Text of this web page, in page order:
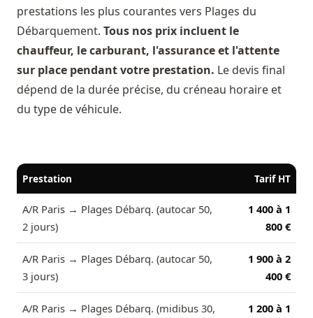
prestations les plus courantes vers Plages du
Débarquement. Tous nos prix incluent le
chauffeur, le carburant, l'assurance et l'attente
sur place pendant votre prestation. Le devis final
dépend de la durée précise, du créneau horaire et
du type de véhicule.
Prestation Tarif HT
A/R Paris → Plages Débarq. (autocar 50,
2 jours)
1 400 à 1
800 €
A/R Paris → Plages Débarq. (autocar 50,
3 jours)
1 900 à 2
400 €
A/R Paris → Plages Débarq. (midibus 30, 1 200 à 1